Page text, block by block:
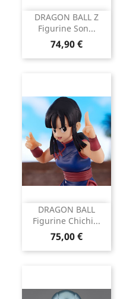
DRAGON BALL Z
Figurine Son...
Prix
74,90 €
DRAGON BALL
Figurine Chichi...
Prix
75,00 €